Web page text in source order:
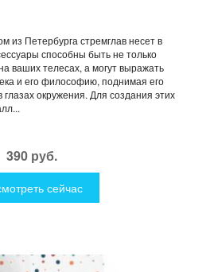
из Петербурга стремглав несет в
способны быть не только
ваших телесах, а могут выражать
и его философию, поднимая его
глазах окружения. Для создания этих
390 руб.
сейчас